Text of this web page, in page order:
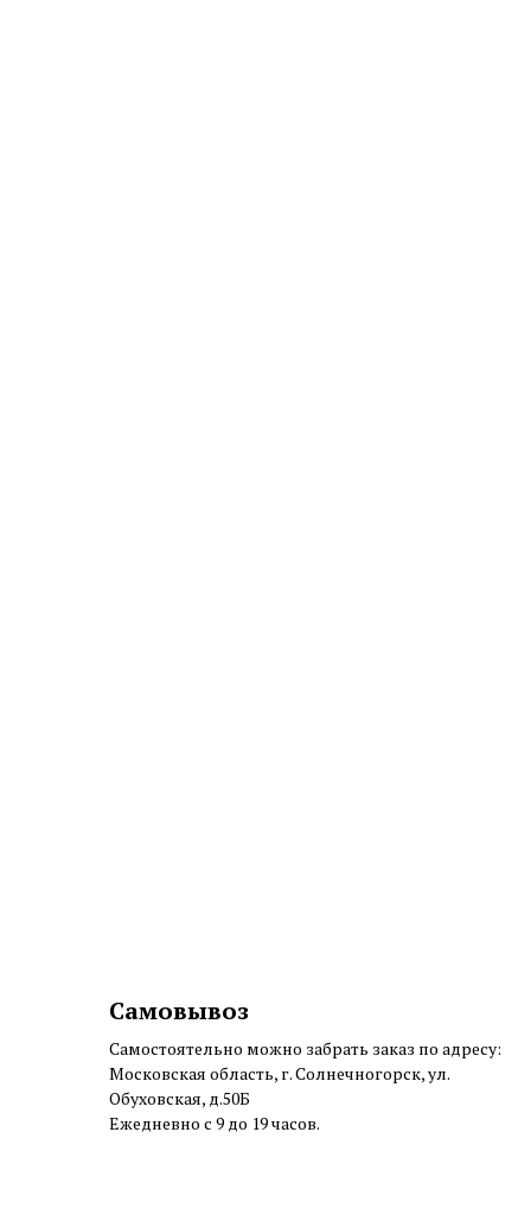
Самовывоз
Самостоятельно можно забрать заказ по адресу:
Московская область, г. Солнечногорск, ул.
Обуховская, д.50Б
Ежедневно с 9 до 19 часов.